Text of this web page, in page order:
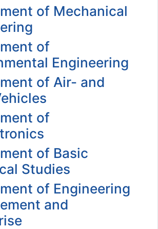
of Mechanical
of
Engineering
of Air- and
of
of Basic
Studies
of Engineering
and